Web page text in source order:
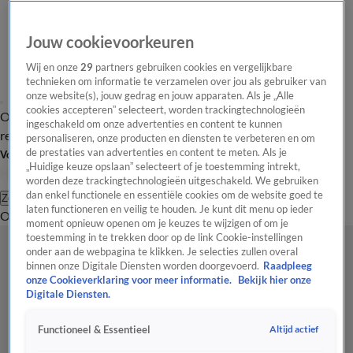
Overzicht Laatste nieuws Regionieuws Het beste van Hart
Tip de
redactie
Volg Hart van Nederland
Zoeken
OverzichtRegioUitzendingenWeerTip de redactiePanelVideo's
Jouw cookievoorkeuren
Wij en onze29 partners gebruiken cookies en vergelijkbare
technieken om informatie te verzamelen over jou als gebruiker van
onze website(s), jouw gedrag en jouw apparaten. Als je „Alle
cookies accepteren” selecteert, worden trackingtechnologieën
ingeschakeld om onze advertenties en content te kunnen
personaliseren, onze producten en diensten te verbeteren en om
de prestaties van advertenties en content te meten. Als je
„Huidige keuze opslaan” selecteert of je toestemming intrekt,
worden deze trackingtechnologieën uitgeschakeld. We gebruiken
dan enkel functionele en essentiële cookies om de website goed te
laten functioneren en veilig te houden. Je kunt dit menu op ieder
moment opnieuw openen om je keuzes te wijzigen of om je
toestemming in te trekken door op de link Cookie-instellingen
onder aan de webpagina te klikken. Je selecties zullen overal
binnen onze Digitale Diensten worden doorgevoerd. Raadpleeg
onze Cookieverklaring voor meer informatie.
Bekijk hier onze
Digitale Diensten.
Functioneel & Essentieel Altijd actief